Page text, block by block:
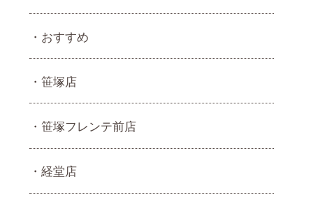
おすすめ
笹塚店
笹塚フレンテ前店
経堂店